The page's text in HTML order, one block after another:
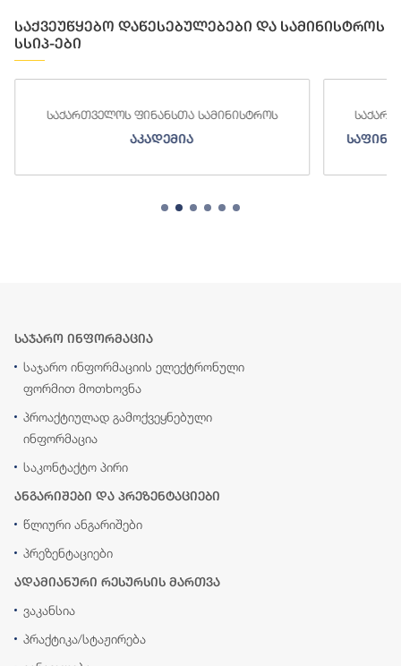
საქვეუწყებო დაწესებულებები და სამინისტროს
სსიპ-ები
საქართველოს ფინანსთა სამინისტროს
აკადემია
საჯარო ინფორმაცია
საჯარო ინფორმაციის ელექტრონული
ფორმით მოთხოვნა
პროაქტიულად გამოქვეყნებული
ინფორმაცია
საკონტაქტო პირი
ანგარიშები და პრეზენტაციები
წლიური ანგარიშები
პრეზენტაციები
ადამიანური რესურსის მართვა
ვაკანსია
პრაქტიკა/სტაჟირება